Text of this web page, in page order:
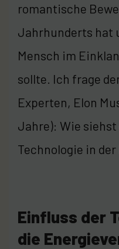
romantische
Jahrhunderts hat
Mensch im
sollte. Ich frage
Experten, Elon
Jahre): Wie siehst
Technologie in
Einfluss der
die